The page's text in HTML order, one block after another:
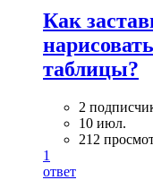
Как
таблицы?
2
10 июл.
212
1
ответ